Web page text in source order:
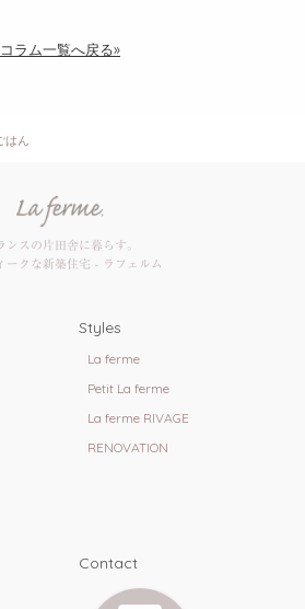
コラム一覧へ戻る»
はん
ンスの片田舎に暮らす。
ークな新築住宅 - ラフェルム
Styles
La ferme
Petit La ferme
La ferme RIVAGE
RENOVATION
Contact